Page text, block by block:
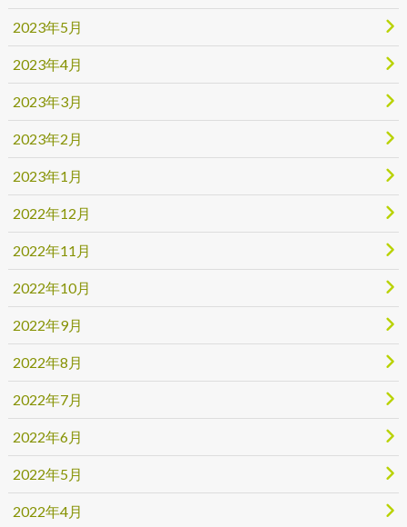
2023年5月
2023年4月
2023年3月
2023年2月
2023年1月
2022年12月
2022年11月
2022年10月
2022年9月
2022年8月
2022年7月
2022年6月
2022年5月
2022年4月